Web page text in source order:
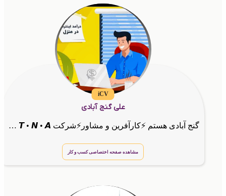
iCV
علی گنج آبادی
گنج آبادی هستم ⚡کارآفرین و مشاور⚡شرکت 𝙂 • 𝙏 • 𝙉 • 𝘼
مشاهده صفحه اختصاصی کسب و کار